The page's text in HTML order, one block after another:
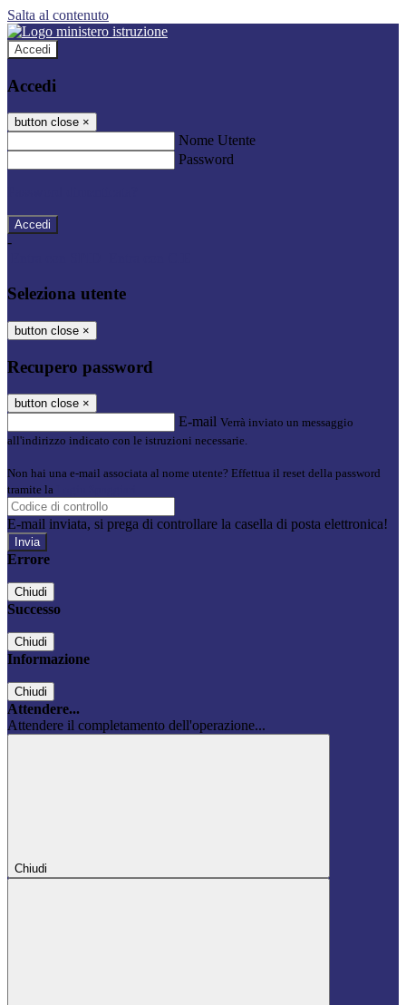
Salta al contenuto
Accedi
Accedi
button close ×
Nome Utente
Password
-
Seleziona utente
button close ×
Recupero password
button close ×
E-mail Verrà inviato un messaggio
all'indirizzo indicato con le istruzioni necessarie.
Non hai una e-mail associata al nome utente? Effettua il reset della password
tramite la
E-mail inviata, si prega di controllare la casella di posta elettronica!
Errore
Chiudi
Successo
Chiudi
Informazione
Chiudi
Attendere...
Attendere il completamento dell'operazione...
Chiudi